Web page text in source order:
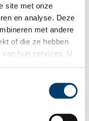
site met onze
en analyse. Deze
met andere
of die ze hebben
hun services. U
in Hilversum
op het
niet altijd
en